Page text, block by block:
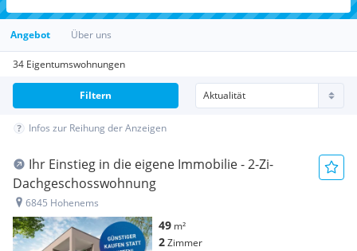
Angebot Über uns
34 Eigentumswohnungen
Filtern
Infos zur Reihung der Anzeigen
Ihr Einstieg in die eigene Immobilie - 2-Zi-
Dachgeschosswohnung
6845 Hohenems
49 m²
2Zimmer